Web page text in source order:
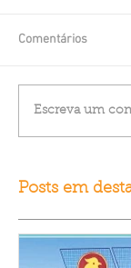
Comentários
Escreva um
Posts em